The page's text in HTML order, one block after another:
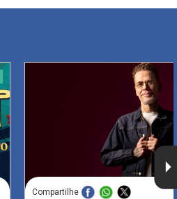
Compartilhe